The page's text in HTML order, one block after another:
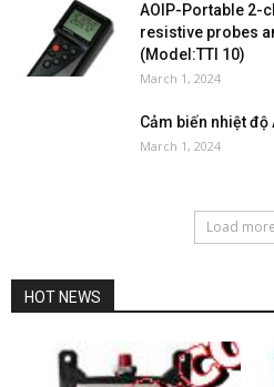
AOIP-Portable 2-
resistive probes
(Model:TTI 10)
March 1, 2024
Cảm biến nhiệt độ
March 1, 2024
Load more
HOT NEWS